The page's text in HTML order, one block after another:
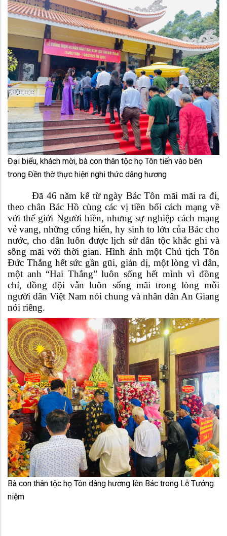
Đại biểu, khách mời, bà con thân tộc họ Tôn tiến vào bên
trong Đền thờ thực hiện nghi thức dâng hương
Đã 46 năm kể từ ngày Bác Tôn mãi mãi ra đi,
theo chân Bác Hồ cùng các vị tiền bối cách mạng về
với thế giới Người hiền, nhưng sự nghiệp cách mạng
vẻ vang, những cống hiến, hy sinh to lớn của Bác cho
nước, cho dân luôn được lịch sử dân tộc khắc ghi và
sỗng mãi với thời gian. Hình ảnh một Chủ tịch Tôn
Đức Thắng hết sức gần gũi, giản dị, một lòng vì dân,
một anh “Hai Thắng” luôn sống hết mình vì đồng
chí, đồng đội vẫn luôn sống mãi trong lòng mỗi
người dân Việt Nam nói chung và nhân dân An Giang
nói riêng.
Bà con thân tộc họ Tôn dâng hương lên Bác trong Lễ Tưởng
niệm